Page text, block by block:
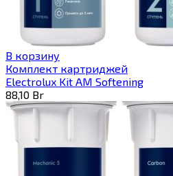
В корзину
Комплект картриджей
Electrolux Kit AM Softening
88,10 Br